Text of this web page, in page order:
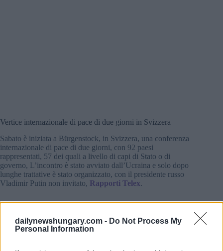
dailynewshungary.com - Do Not Process My
Personal Information
Vertice internazionale di pace di due giorni in Svizzera
Sabato è iniziata a Bürgenstock, in Svizzera, una conferenza
internazionale di pace di due giorni, con 92 paesi
rappresentati, 57 dei quali a livello di capi di Stato o di
governo, L’incontro è stato avviato dall’Ucraina e solo dopo
lunghe trattative è stato organizzato, con il presidente russo
Vladimir Putin non invitato, Rapporti Telex.
Vi partecipano il presidente francese Emmanuel Macron, il
Rishi Sunak, mentre gli Stati Uniti sono rappresentati da
Kamala Harris al posto di Joe Biden, assente anche la Cina.